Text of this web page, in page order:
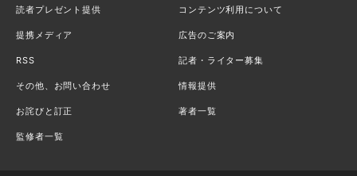
読者プレゼント提供 コンテンツ利用について
提携メディア 広告のご案内
RSS 記者・ライター募集
その他、お問い合わせ 情報提供
お詫びと訂正 著者一覧
監修者一覧